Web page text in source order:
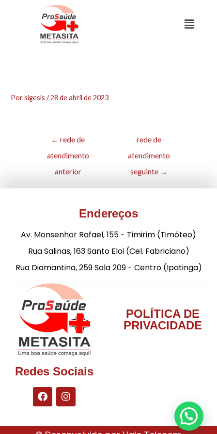
Porsigesis/28 de abril de 2023
← rede de
atendimento
anterior
rede de
atendimento
seguinte →
Endereços
Av. Monsenhor Rafael, 155 - Timirim (Timóteo)
Rua Salinas, 163 Santo Eloi (Cel. Fabriciano)
Rua Diamantina, 259 Sala 209 - Centro (Ipatinga)
POLÍTICA DE
PRIVACIDADE
Redes Sociais